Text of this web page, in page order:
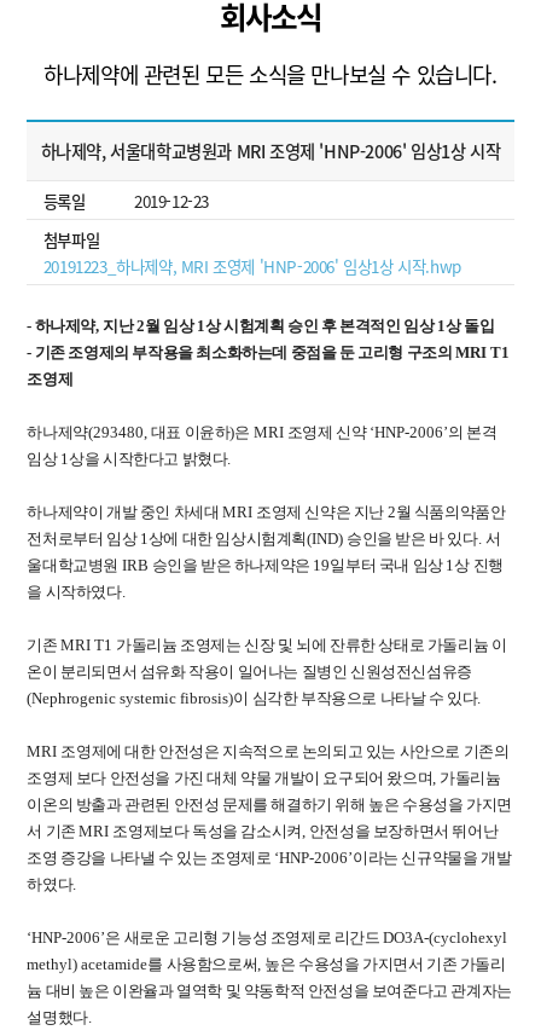
회사소식
하나제약에 관련된 모든 소식을 만나보실 수 있습니다.
하나제약, 서울대학교병원과 MRI 조영제 'HNP-2006' 임상1상 시작
등록일
2019-12-23
첨부파일
20191223_하나제약, MRI 조영제 'HNP-2006' 임상1상 시작.hwp
- 하나제약,지난2월 임상1상 시험계획 승인 후 본격적인 임상1상 돌입
- 기존 조영제의 부작용을 최소화하는데 중점을 둔 고리형 구조의MRI T1
조영제
하나제약(293480, 대표 이윤하)은 MRI 조영제 신약 ‘HNP-2006’의 본격
임상 1상을 시작한다고 밝혔다.
하나제약이 개발 중인 차세대MRI 조영제 신약은 지난 2월 식품의약품안
전처로부터 임상 1 상에 대한 임상시험계획(IND) 승인을 받은 바 있다. 서
울대학교병원 IRB 승인을 받은 하나제약은 19일부터 국내 임상 1상 진행
을 시작하였다.
기존MRI T1 가돌리늄 조영제는 신장 및 뇌에 잔류한 상태로 가돌리늄 이
온이 분리되면서 섬유화 작용이 일어나는 질병인 신원성전신섬유증
(Nephrogenic systemic fibrosis)이 심각한 부작용으로 나타날 수 있다.
MRI 조영제에 대한 안전성은 지속적으로 논의되고 있는 사안으로 기존의
조영제 보다 안전성을 가진 대체 약물 개발이 요구되어 왔으며 가돌리늄
이온의 방출과 관련된 안전성 문제를 해결하기 위해 높은 수용성을 가지면
서 기존MRI 조영제보다 독성을 감소시켜 안전성을 보장하면서 뛰어난
조영 증강을 나타낼 수 있는 조영제로 ‘HNP-2006’이라는 신규약물을 개발
하였다.
‘HNP-2006’은 새로운 고리형 기능성 조영제로 리간드DO3A-(cyclohexyl
methyl) acetamide를 사용함으로써 높은 수용성을 가지면서 기존 가돌리
늄 대비 높은 이완율과 열역학 및 약동학적 안전성을 보여준다고 관계자는
설명했다.